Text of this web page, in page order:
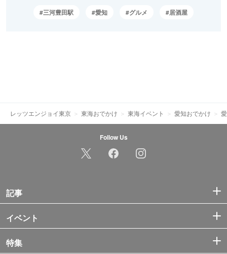
三河豊田駅 愛知 グルメ 居酒屋
レッツエンジョイ東京 東海おでかけ 東海イベント 愛知おでかけ
Follow Us
記事
イベント
特集